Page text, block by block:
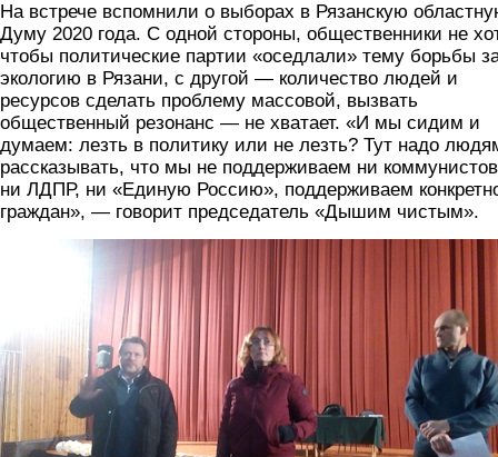
На встрече вспомнили о выборах в Рязанскую
Думу 2020 года. С одной стороны, общественники не
чтобы политические партии «оседлали» тему борьбы
экологию в Рязани, с другой — количество людей и
ресурсов сделать проблему массовой, вызвать
общественный резонанс — не хватает. «И мы сидим и
думаем: лезть в политику или не лезть? Тут надо
рассказывать, что мы не поддерживаем ни
ни ЛДПР, ни «Единую Россию», поддерживаем
граждан», — говорит председатель «Дышим чистым».
img_20191109_153202.jpg